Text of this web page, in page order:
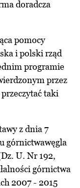
doradcza
pomocy
i polski rząd
programie
przez
taki
z dnia 7
górnictwawęgla
U. Nr 192,
górnictwa
2007 - 2015